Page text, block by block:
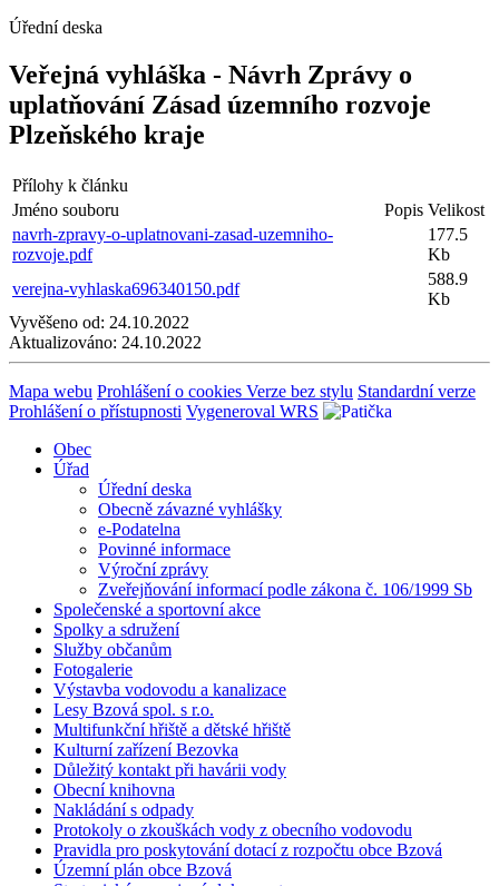
Úřední deska
Veřejná vyhláška - Návrh Zprávy o
uplatňování Zásad územního rozvoje
Plzeňského kraje
Přílohy k článku
Jméno souboru
Popis Velikost
navrh-zpravy-o-uplatnovani-zasad-uzemniho-
rozvoje.pdf
177.5
Kb
verejna-vyhlaska696340150.pdf
588.9
Kb
Vyvěšeno od: 24.10.2022
Aktualizováno: 24.10.2022
Mapa webu Prohlášení o cookies Verze bez stylu Standardní verze
Prohlášení o přístupnosti Vygeneroval WRS
Obec
Úřad
Úřední deska
Obecně závazné vyhlášky
e-Podatelna
Povinné informace
Výroční zprávy
Zveřejňování informací podle zákona č. 106/1999 Sb
Společenské a sportovní akce
Spolky a sdružení
Služby občanům
Fotogalerie
Výstavba vodovodu a kanalizace
Lesy Bzová spol. s r.o.
Multifunkční hřiště a dětské hřiště
Kulturní zařízení Bezovka
Důležitý kontakt při havárii vody
Obecní knihovna
Nakládání s odpady
Protokoly o zkouškách vody z obecního vodovodu
Pravidla pro poskytování dotací z rozpočtu obce Bzová
Územní plán obce Bzová